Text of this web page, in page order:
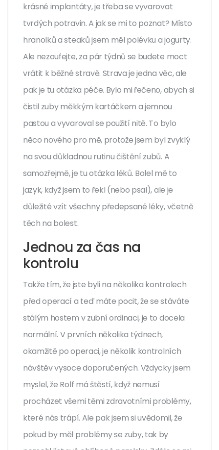
krásné implantáty, je třeba se vyvarovat
tvrdých potravin. A jak se mi to poznat? Místo
hranolků a steaků jsem měl polévku a jogurty.
Ale nezoufejte, za pár týdnů se budete moct
vrátit k běžné stravě. Strava je jedna věc, ale
pak je tu otázka péče. Bylo mi řečeno, abych si
čistil zuby měkkým kartáčkem a jemnou
pastou a vyvaroval se použití nitě. To bylo
něco nového pro mě, protože jsem byl zvyklý
na svou důkladnou rutinu čištění zubů. A
samozřejmě, je tu otázka léků. Bolel mě to
jazyk, když jsem to řekl (nebo psal), ale je
důležité vzít všechny předepsané léky, včetně
těch na bolest.
Jednou za čas na
kontrolu
Takže tím, že jste byli na několika kontrolech
před operací a teď máte pocit, že se stáváte
stálým hostem v zubní ordinaci, je to docela
normální. V prvních několika týdnech,
okamžitě po operaci, je několik kontrolních
návštěv vysoce doporučených. Vždycky jsem
myslel, že Rolf má štěstí, když nemusí
procházet všemi těmi zdravotními problémy,
které nás trápí. Ale pak jsem si uvědomil, že
pokud by měl problémy se zuby, tak by